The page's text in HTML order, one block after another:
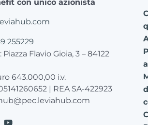
con unico azionista
255229
: Piazza Flavio Gioia, 3 – 84122
643.000,00 i.v.
| REA SA-422923